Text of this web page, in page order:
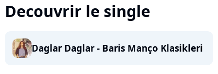
Decouvrir le single
Daglar Daglar - Baris Manço Klasikleri